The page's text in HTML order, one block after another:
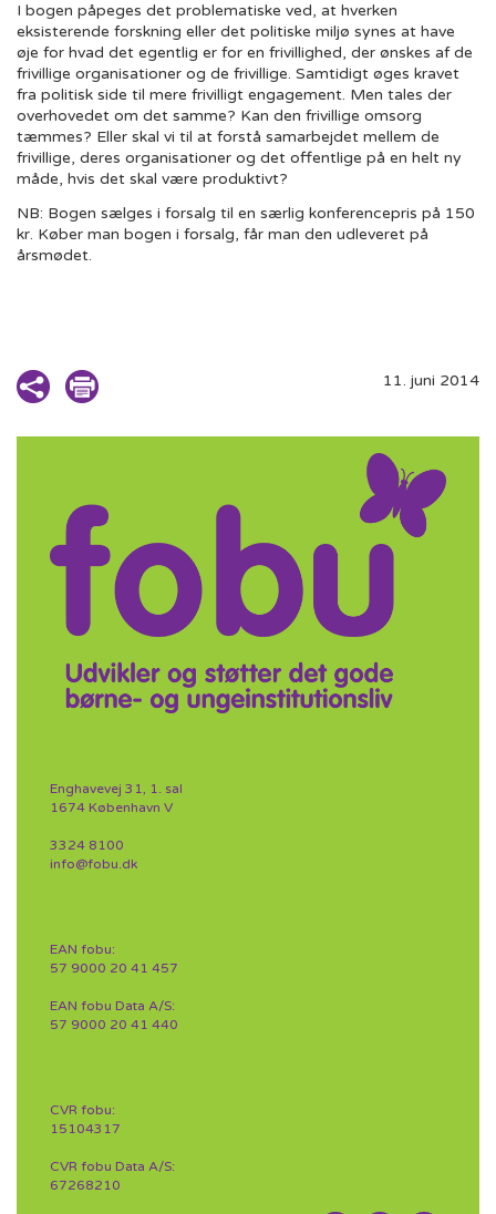
I bogen påpeges det problematiske ved, at hverken
eksisterende forskning eller det politiske miljø synes at have
øje for hvad det egentlig er for en frivillighed, der ønskes af de
frivillige organisationer og de frivillige. Samtidigt øges kravet
fra politisk side til mere frivilligt engagement. Men tales der
overhovedet om det samme? Kan den frivillige omsorg
tæmmes? Eller skal vi til at forstå samarbejdet mellem de
frivillige, deres organisationer og det offentlige på en helt ny
måde, hvis det skal være produktivt?
NB: Bogen sælges i forsalg til en særlig konferencepris på 150
kr. Køber man bogen i forsalg, får man den udleveret på
årsmødet.
11. juni 2014
Enghavevej 31, 1. sal
1674 København V
3324 8100
info@fobu.dk
EAN fobu:
57 9000 20 41 457
EAN fobu Data A/S:
57 9000 20 41 440
CVR fobu:
15104317
CVR fobu Data A/S:
67268210